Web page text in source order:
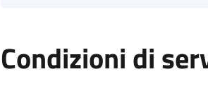
Condizioni di